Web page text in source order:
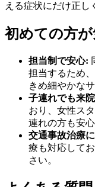
える症状にだけ正し
初めての方
担当制で安心:
担当するため
きめ細やかな
子連れでも来
おり、女性ス
連れの方も安
交通事故治療
療も対応して
さい。